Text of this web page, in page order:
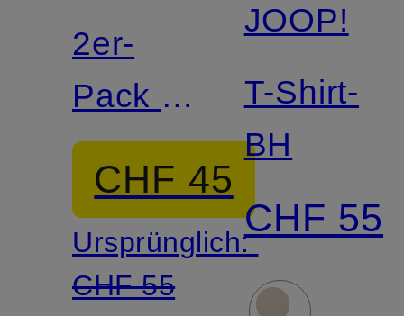
2er-
Pack T-
Shirts
CHF 45
Ursprünglich:
CHF 55
JOOP!
T-Shirt-
BH
CHF 55